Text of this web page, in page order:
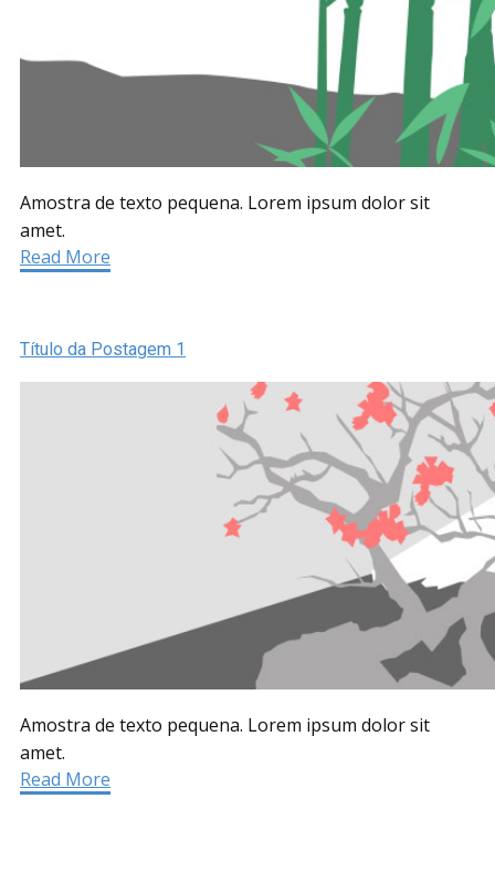
Amostra de texto pequena. Lorem ipsum dolor sit
amet.
Read More
Título da Postagem 1
Amostra de texto pequena. Lorem ipsum dolor sit
amet.
Read More